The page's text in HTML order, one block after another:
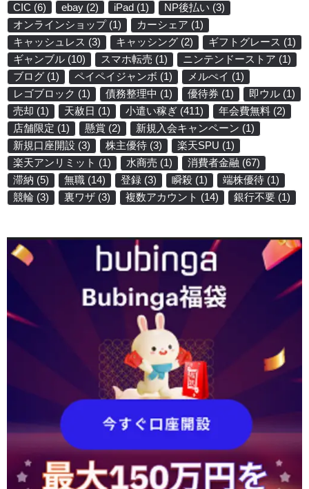
CIC (6) ebay (2) iPad (1) NP後払い (3)
オンラインショップ(1) カーシェア (1)
キャッシュレス (3) キャッシング (2) ギフトグレース (1)
ギャンブル (10) スマホ転売 (1) ニンテンドーストア (1)
ブログ (1) ペイペイジャンボ (1) メルぺイ (1)
レゴブロック (1) 債務整理中 (1) 優待券 (1) 即ウル (1)
売却 (1) 天赦日 (1) 小遣い稼ぎ (411) 年会費無料 (2)
店舗限定 (1) 懸賞 (2) 新規入会キャンペーン (1)
新規口座開設 (3) 株主優待 (3) 楽天SPU (1)
楽天アンリミット (1) 水商売 (1) 消費者金融 (67)
滞納 (5) 無職 (14) 登録 (3) 瞬殺 (1) 端株優待 (1)
競輪 (3) 裏ワザ (3) 複数アカウント (14) 銀行不要 (1)